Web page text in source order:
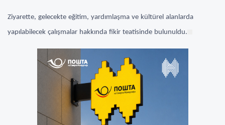
Ziyarette, gelecekte eğitim, yardımlaşma ve kültürel alanlarda
yapılabilecek çalışmalar hakkında fikir teatisinde bulunuldu.